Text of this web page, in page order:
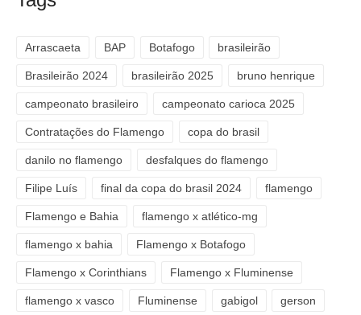
Arrascaeta BAP Botafogo brasileirão
Brasileirão 2024 brasileirão 2025 bruno henrique
campeonato brasileiro campeonato carioca 2025
Contratações do Flamengo copa do brasil
danilo no flamengo desfalques do flamengo
Filipe Luís final da copa do brasil 2024 flamengo
Flamengo e Bahia flamengo x atlético-mg
flamengo x bahia Flamengo x Botafogo
Flamengo x Corinthians Flamengo x Fluminense
flamengo x vasco Fluminense gabigol gerson